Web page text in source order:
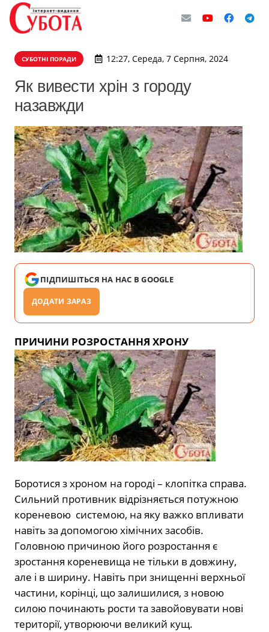
СУБОТНІ ПОРАДИ 12:27, Середа, 7 Серпня, 2024
Як вивести хрін з городу
назавжди
ПІДПИШІТЬСЯ НА НАС В GOOGLE
ДОДАТИ ЗАРАЗ
ПРИЧИНИ РОЗРОСТАННЯ ХРОНУ
Боротися з хроном на городі – клопітка справа.
Сильний противник відрізняється потужною
кореневою системою, на яку важко впливати
навіть за допомогою хімічних засобів.
Головною причиною його розростання є
зростання кореневища не тільки в довжину,
але і в ширину. Навіть при знищенні верхньої
частини, корінці, що залишилися, з новою
силою починають рости та завойовувати нові
території, утворюючи великий кущ.